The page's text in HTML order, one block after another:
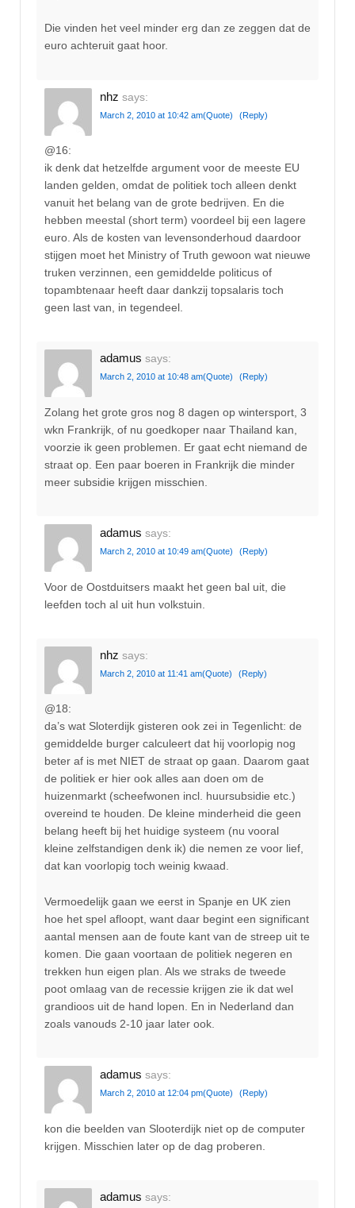
Die vinden het veel minder erg dan ze zeggen dat de
euro achteruit gaat hoor.
nhz says:
March 2, 2010 at 10:42 am(Quote) (Reply)
@16:
ik denk dat hetzelfde argument voor de meeste EU
landen gelden, omdat de politiek toch alleen denkt
vanuit het belang van de grote bedrijven. En die
hebben meestal (short term) voordeel bij een lagere
euro. Als de kosten van levensonderhoud daardoor
stijgen moet het Ministry of Truth gewoon wat nieuwe
truken verzinnen, een gemiddelde politicus of
topambtenaar heeft daar dankzij topsalaris toch
geen last van, in tegendeel.
adamus says:
March 2, 2010 at 10:48 am(Quote) (Reply)
Zolang het grote gros nog 8 dagen op wintersport, 3
wkn Frankrijk, of nu goedkoper naar Thailand kan,
voorzie ik geen problemen. Er gaat echt niemand de
straat op. Een paar boeren in Frankrijk die minder
meer subsidie krijgen misschien.
adamus says:
March 2, 2010 at 10:49 am(Quote) (Reply)
Voor de Oostduitsers maakt het geen bal uit, die
leefden toch al uit hun volkstuin.
nhz says:
March 2, 2010 at 11:41 am(Quote) (Reply)
@18:
da’s wat Sloterdijk gisteren ook zei in Tegenlicht: de
gemiddelde burger calculeert dat hij voorlopig nog
beter af is met NIET de straat op gaan. Daarom gaat
de politiek er hier ook alles aan doen om de
huizenmarkt (scheefwonen incl. huursubsidie etc.)
overeind te houden. De kleine minderheid die geen
belang heeft bij het huidige systeem (nu vooral
kleine zelfstandigen denk ik) die nemen ze voor lief,
dat kan voorlopig toch weinig kwaad.
Vermoedelijk gaan we eerst in Spanje en UK zien
hoe het spel afloopt, want daar begint een significant
aantal mensen aan de foute kant van de streep uit te
komen. Die gaan voortaan de politiek negeren en
trekken hun eigen plan. Als we straks de tweede
poot omlaag van de recessie krijgen zie ik dat wel
grandioos uit de hand lopen. En in Nederland dan
zoals vanouds 2-10 jaar later ook.
adamus says:
March 2, 2010 at 12:04 pm(Quote) (Reply)
kon die beelden van Slooterdijk niet op de computer
krijgen. Misschien later op de dag proberen.
adamus says: